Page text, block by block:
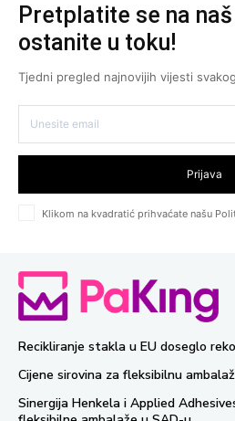
Pretplatite se na
ostanite u toku!
Tjedni pregled najnovijih vijesti
Prijava
Klikom na kvadratić prihvaćate našu
Recikliranje stakla u EU doseglo
Cijene sirovina za fleksibilnu
Sinergija Henkela i Applied